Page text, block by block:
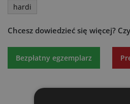
hardi
Chcesz dowiedzieć się więcej?
Bezpłatny egzemplarz